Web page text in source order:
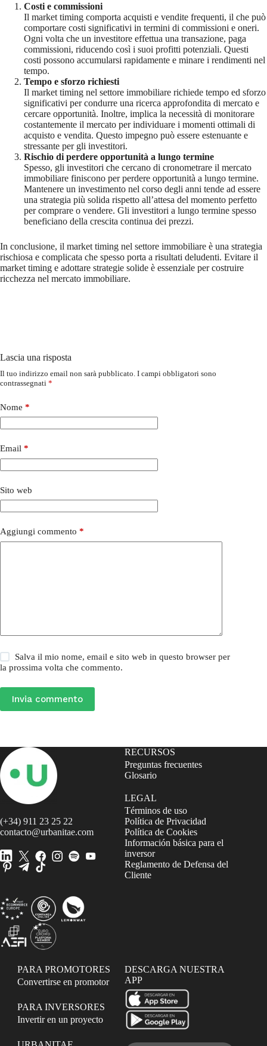
Costi e commissioni
Il market timing comporta acquisti e vendite frequenti, il che può
comportare costi significativi in termini di commissioni e oneri.
Ogni volta che un investitore effettua una transazione, paga
commissioni, riducendo così i suoi profitti potenziali. Questi
costi possono accumularsi rapidamente e minare i rendimenti nel
tempo.
Tempo e sforzo richiesti
Il market timing nel settore immobiliare richiede tempo ed sforzo
significativi per condurre una ricerca approfondita di mercato e
cercare opportunità. Inoltre, implica la necessità di monitorare
costantemente il mercato per individuare i momenti ottimali di
acquisto e vendita. Questo impegno può essere estenuante e
stressante per gli investitori.
Rischio di perdere opportunità a lungo termine
Spesso, gli investitori che cercano di cronometrare il mercato
immobiliare finiscono per perdere opportunità a lungo termine.
Mantenere un investimento nel corso degli anni tende ad essere
una strategia più solida rispetto all’attesa del momento perfetto
per comprare o vendere. Gli investitori a lungo termine spesso
beneficiano della crescita continua dei prezzi.
In conclusione, il market timing nel settore immobiliare è una strategia
rischiosa e complicata che spesso porta a risultati deludenti. Evitare il
market timing e adottare strategie solide è essenziale per costruire
ricchezza nel mercato immobiliare.
Lascia una risposta
Il tuo indirizzo email non sarà pubblicato. I campi obbligatori sono
contrassegnati *
Nome *
Email *
Sito web
Aggiungi commento *
Salva il mio nome, email e sito web in questo browser per
la prossima volta che commento.
Invia commento
(+34) 911 23 25 22
contacto@urbanitae.com
RECURSOS
Preguntas frecuentes
Glosario
LEGAL
Términos de uso
Política de Privacidad
Política de Cookies
Información básica para el
inversor
Reglamento de Defensa del
Cliente
PARA PROMOTORES
Convertirse en promotor
PARA INVERSORES
Invertir en un proyecto
DESCARGA NUESTRA
APP